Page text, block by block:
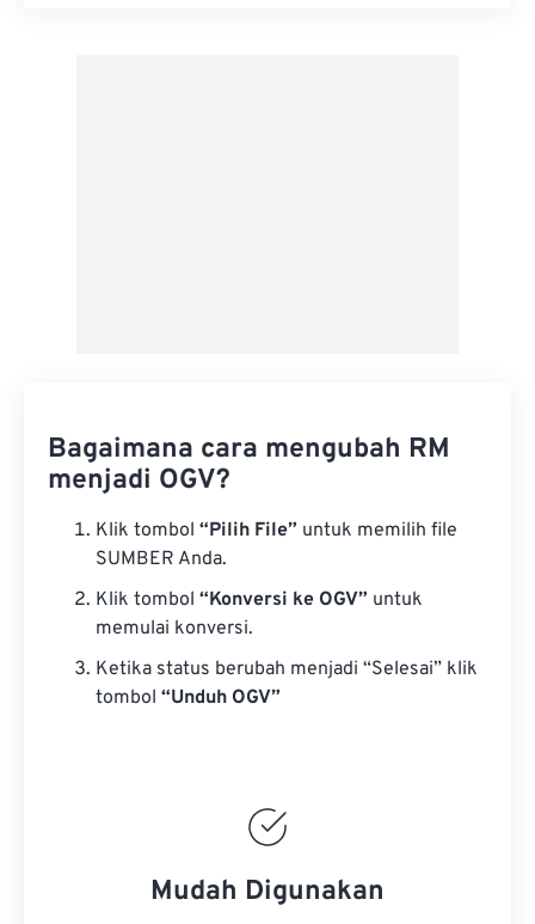
Bagaimana cara mengubah RM
menjadi OGV?
Klik tombol “Pilih File” untuk memilih file
SUMBER Anda.
Klik tombol “Konversi ke OGV” untuk
memulai konversi.
Ketika status berubah menjadi “Selesai” klik
tombol “Unduh OGV”
Mudah Digunakan